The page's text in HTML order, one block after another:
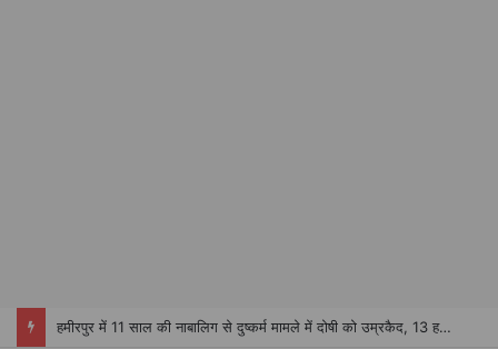
हमीरपुर में 11 साल की नाबालिग से दुष्कर्म मामले में दोषी को उम्रकैद, 13 हजार रुपये जुर्माना